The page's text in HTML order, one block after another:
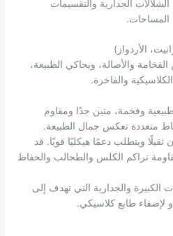
الجدارية والتقسيمات
المساحات.
والأصالة، ويحاكي الطبيعة،
والفاخرة.
وفخمة، متين جدًا ومقاوم
متعددة تعكس جمال الطبيعة.
ثقيلًا ويتطلب دعمًا هيكليًا قويًا. قد
تراكم الكلس والطحالب والحفاظ
الكبيرة والجدارية التي تهدف إلى
لإضفاء طابع كلاسيكي.